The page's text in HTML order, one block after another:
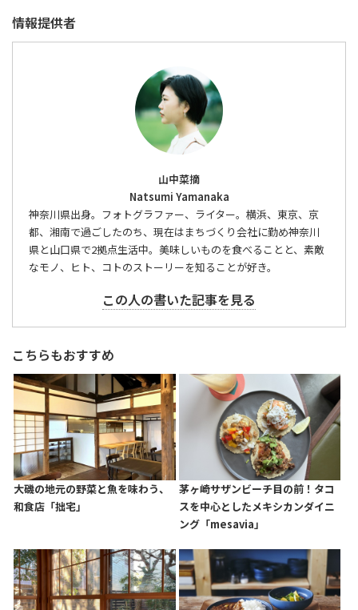
情報提供者
山中菜摘
Natsumi Yamanaka
神奈川県出身。フォトグラファー、ライター。横浜、東京、京
都、湘南で過ごしたのち、現在はまちづくり会社に勤め神奈川
県と山口県で2拠点生活中。美味しいものを食べることと、素敵
なモノ、ヒト、コトのストーリーを知ることが好き。
この人の書いた記事を見る
こちらもおすすめ
大磯の地元の野菜と魚を味わう、
和食店「拙宅」
茅ヶ崎サザンビーチ目の前！タコ
スを中心としたメキシカンダイニ
ング「mesavia」